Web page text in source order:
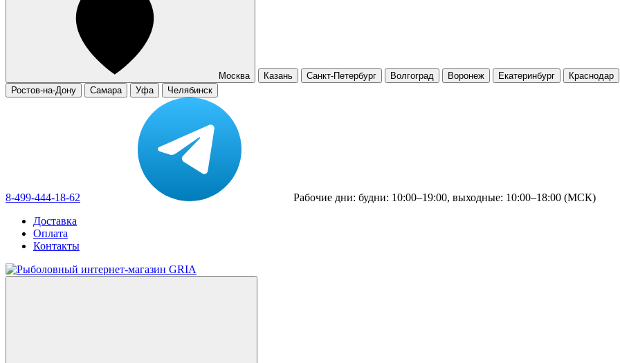
Москва Казань Санкт-Петербург Волгоград Воронеж Екатеринбург Краснодар
Ростов-на-Дону
Самара Уфа Челябинск
8-499-444-18-62
Рабочие дни: будни: 10:00–19:00, выходные: 10:00–18:00 (МСК)
Доставка
Оплата
Контакты